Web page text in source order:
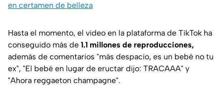
en certamen de belleza
Hasta el momento, el video en la plataforma de TikTok ha
conseguido más de 1.1 millones de reproducciones,
además de comentarios "más despacio, es un bebé no tu
ex", "El bebé en lugar de eructar dijo: TRACAAA" y
"Ahora reggaeton champagne".